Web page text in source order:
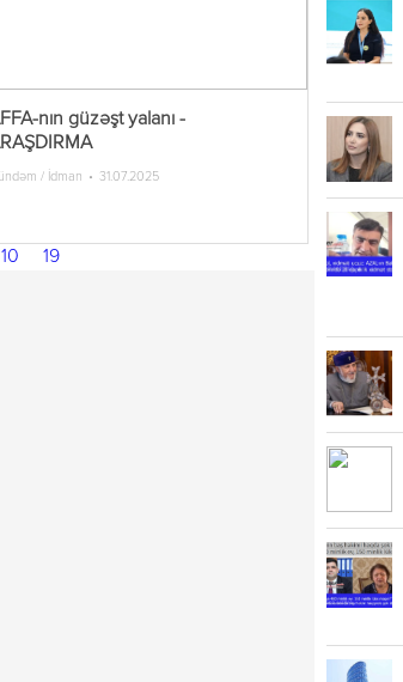
nın güzəşt yalanı -
/ İdman 31.07.2025
10 19